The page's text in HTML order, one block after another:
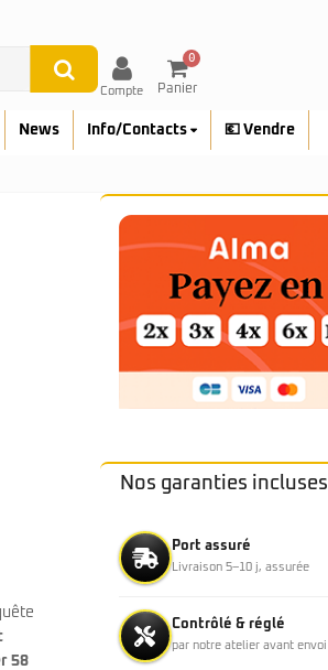
Compte
0
Panier
News Info/Contacts 💶 Vendre
58
Nos garanties incluses
Port assuré
Livraison 5–10 j, assurée
Contrôlé & réglé
par notre atelier avant envoi